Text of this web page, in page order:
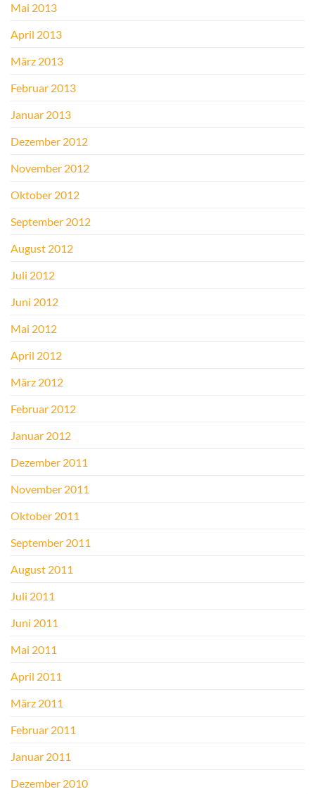
Mai 2013
April 2013
März 2013
Februar 2013
Januar 2013
Dezember 2012
November 2012
Oktober 2012
September 2012
August 2012
Juli 2012
Juni 2012
Mai 2012
April 2012
März 2012
Februar 2012
Januar 2012
Dezember 2011
November 2011
Oktober 2011
September 2011
August 2011
Juli 2011
Juni 2011
Mai 2011
April 2011
März 2011
Februar 2011
Januar 2011
Dezember 2010